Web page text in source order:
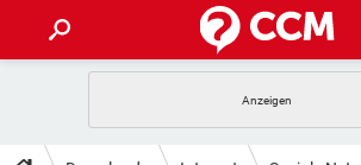
TIPPS & TRICKS